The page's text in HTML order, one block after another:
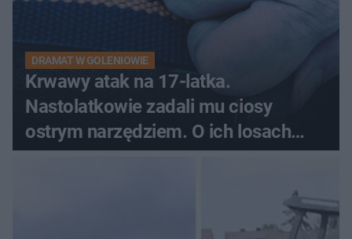
DRAMAT W GOLENIOWIE
Krwawy atak na 17-latka.
Nastolatkowie zadali mu ciosy
ostrym narzędziem. O ich losach
zdecyduje sąd rodzinny